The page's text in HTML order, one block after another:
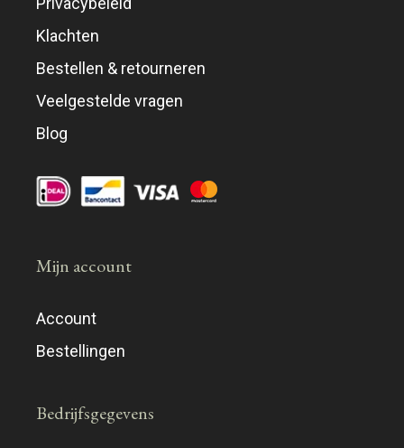
Klachten
Bestellen & retourneren
Veelgestelde vragen
Blog
Mijn account
Account
Bestellingen
Bedrijfsgegevens